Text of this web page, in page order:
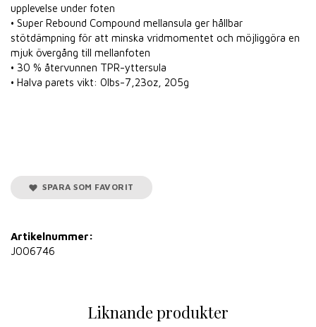
upplevelse under foten
• Super Rebound Compound mellansula ger hållbar
stötdämpning för att minska vridmomentet och möjliggöra en
mjuk övergång till mellanfoten
• 30 % återvunnen TPR-yttersula
• Halva parets vikt: 0lbs-7,23oz, 205g
SPARA SOM FAVORIT
Artikelnummer:
J006746
Liknande produkter